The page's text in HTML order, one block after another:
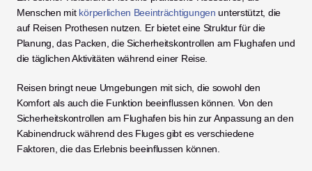
Menschen mit körperlichen Beeinträchtigungen unterstützt, die
auf Reisen Prothesen nutzen. Er bietet eine Struktur für die
Planung, das Packen, die Sicherheitskontrollen am Flughafen und
die täglichen Aktivitäten während einer Reise.
Reisen bringt neue Umgebungen mit sich, die sowohl den
Komfort als auch die Funktion beeinflussen können. Von den
Sicherheitskontrollen am Flughafen bis hin zur Anpassung an den
Kabinendruck während des Fluges gibt es verschiedene
Faktoren, die das Erlebnis beeinflussen können.